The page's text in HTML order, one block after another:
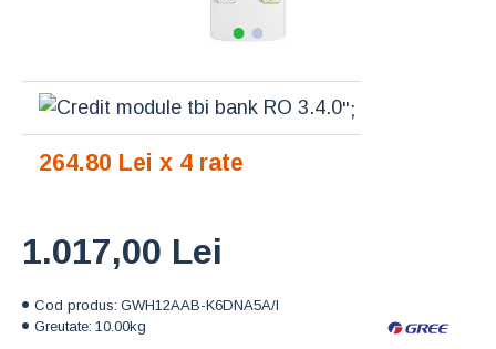
Cod produs: GWH12AAB-K6DNA5A/I
Greutate: 10.00kg
1.017,00 Lei
";
264.80 Lei x 4 rate